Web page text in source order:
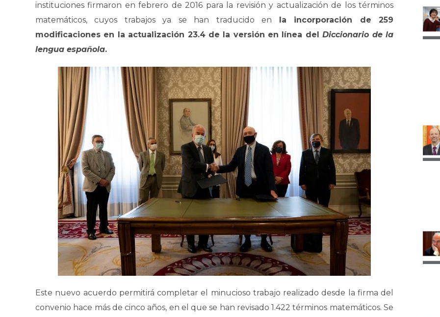
instituciones firmaron en febrero de 2016 para la revisión y actualización de los términos
matemáticos, cuyos trabajos ya se han traducido en la incorporación de 259
modificaciones en la actualización 23.4 de la versión en línea delDiccionario de la
lengua española.
Este nuevo acuerdo permitirá completar el minucioso trabajo realizado desde la firma del
convenio hace más de cinco años, en el que se han revisado 1.422 términos matemáticos. Se